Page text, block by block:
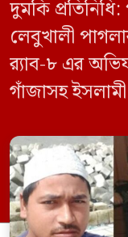
দুমকি
লেবুখালী
র‍্যাব-৮ এর
গাঁজাসহ
ভিত্তিতে
এক সদস্যকে
সূত্রে জানা
ভিত্তিতে র‍্যাব-